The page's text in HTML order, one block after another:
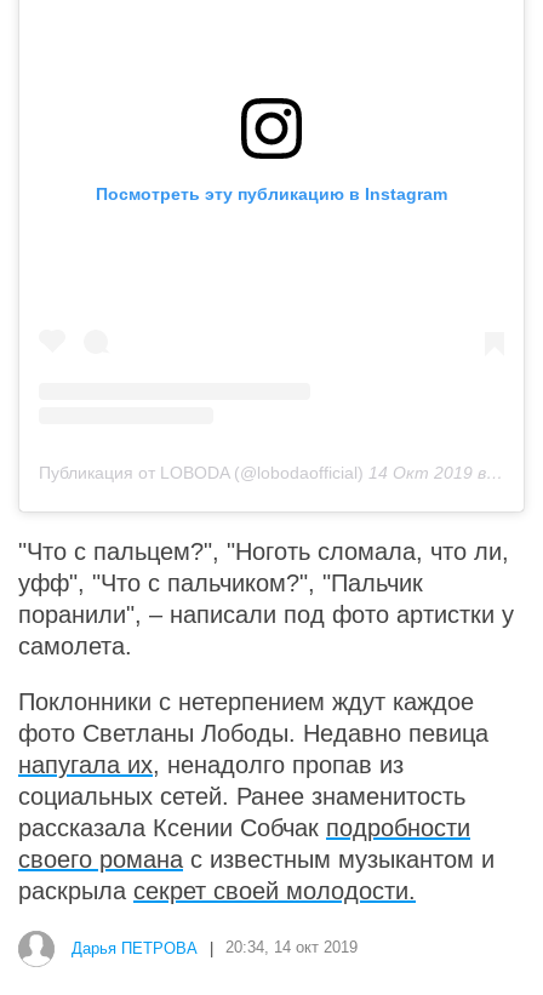
Посмотреть эту публикацию в Instagram
Публикация от LOBODA (@lobodaofficial) 14 Окт 2019 в 8:42 PDT
"Что с пальцем?", "Ноготь сломала, что ли,
уфф", "Что с пальчиком?", "Пальчик
поранили", – написали под фото артистки у
самолета.
Поклонники с нетерпением ждут каждое
фото Светланы Лободы. Недавно певица
напугала их, ненадолго пропав из
социальных сетей. Ранее знаменитость
рассказала Ксении Собчак подробности
своего романа с известным музыкантом и
раскрыла секрет своей молодости.
Дарья ПЕТРОВА 20:34, 14 окт 2019